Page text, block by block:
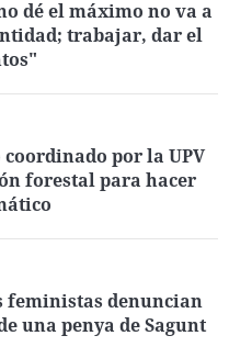
dé el máximo no va a
trabajar, dar el
por la UPV
forestal para hacer
feministas denuncian
una penya de Sagunt